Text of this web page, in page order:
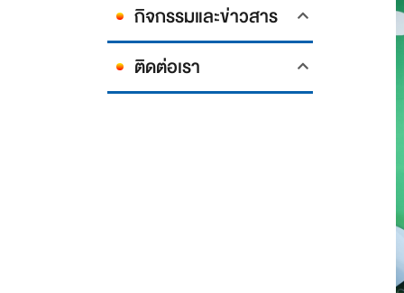
กิจกรรมและข่าวสาร
ติดต่อเรา